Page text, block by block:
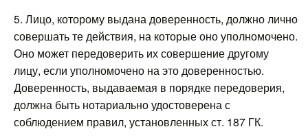
5. Лицо, которому выдана доверенность, должно лично
совершать те действия, на которые оно уполномочено.
Оно может передоверить их совершение другому
лицу, если уполномочено на это доверенностью.
Доверенность, выдаваемая в порядке передоверия,
должна быть нотариально удостоверена с
соблюдением правил, установленных ст. 187 ГК.